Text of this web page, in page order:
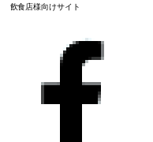
飲食店様向けサイト